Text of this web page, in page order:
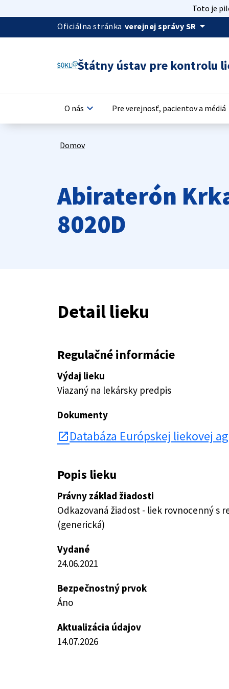
Toto je
Oficiálna stránka verejnej správy SR arrow_drop_down
Štátny ústav pre kontrolu
O nás keyboard_arrow_down Pre verejnosť, pacientov a médiá
Domov
Abiraterón
8020D
Detail lieku
Regulačné informácie
Výdaj lieku
Viazaný na lekársky predpis
Dokumenty
open_in_new Databáza Európskej liekovej
Popis lieku
Právny základ žiadosti
Odkazovaná žiadost - liek rovnocenný s
(generická)
Vydané
24.06.2021
Bezpečnostný prvok
Áno
Aktualizácia údajov
14.07.2026